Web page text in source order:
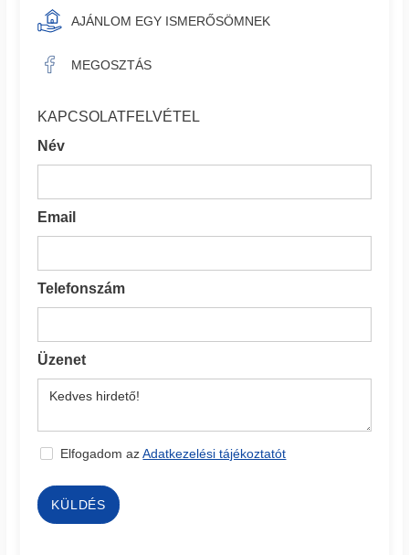
AJÁNLOM EGY ISMERŐSÖMNEK
MEGOSZTÁS
KAPCSOLATFELVÉTEL
Név
Email
Telefonszám
Üzenet
Elfogadom azAdatkezelési tájékoztatót
KÜLDÉS